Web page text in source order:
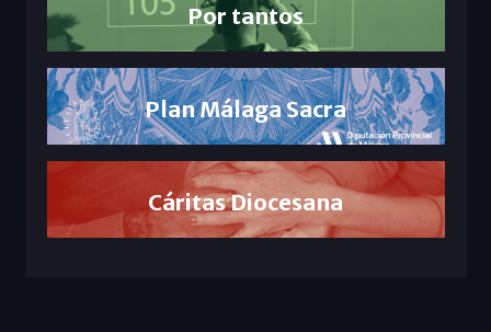
Por tantos
Plan Málaga Sacra
Cáritas Diocesana